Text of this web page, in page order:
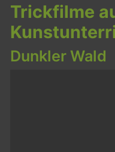
Trickfilme
Dunkler Wald